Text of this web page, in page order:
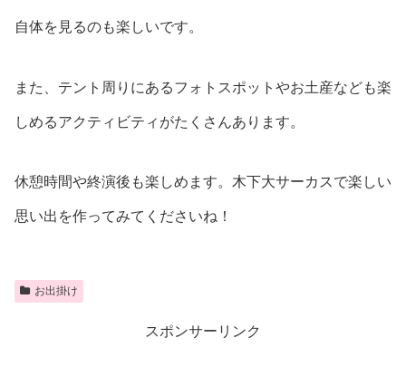
自体を見るのも楽しいです。
また、テント周りにあるフォトスポットやお土産なども楽
しめるアクティビティがたくさんあります。
休憩時間や終演後も楽しめます。木下大サーカスで楽しい
思い出を作ってみてくださいね！
お出掛け
スポンサーリンク